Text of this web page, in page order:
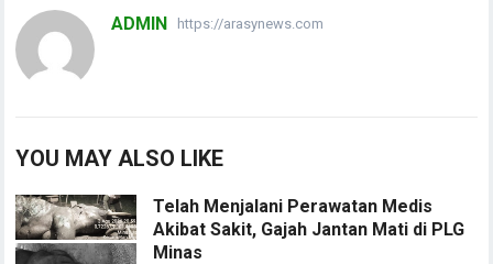
ADMIN https://arasynews.com
YOU MAY ALSO LIKE
Telah Menjalani Perawatan Medis
Akibat Sakit, Gajah Jantan Mati di PLG
Minas